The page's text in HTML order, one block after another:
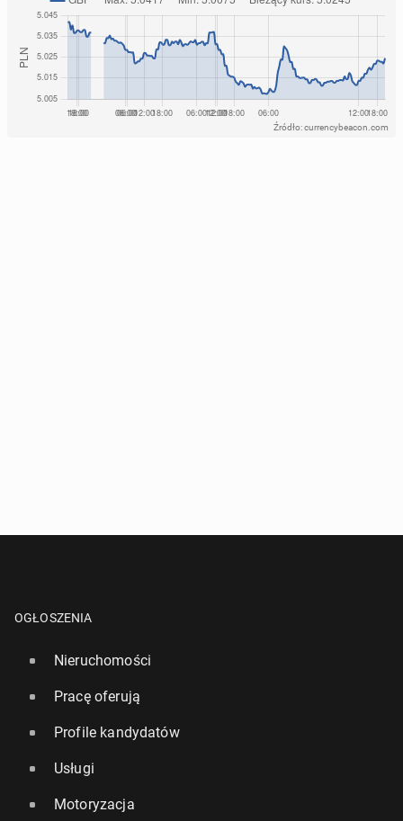
Źródło: currencybeacon.com
OGŁOSZENIA
Nieruchomości
Pracę oferują
Profile kandydatów
Usługi
Motoryzacja